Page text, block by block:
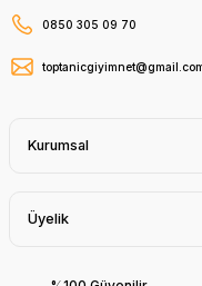
0850 305 09 70
Kurumsal
Üyelik